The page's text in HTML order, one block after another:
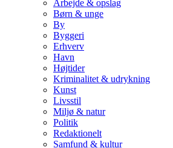
Arbejde & opslag
Børn & unge
By
Byggeri
Erhverv
Havn
Højtider
Kriminalitet & udrykning
Kunst
Livsstil
Miljø & natur
Politik
Redaktionelt
Samfund & kultur